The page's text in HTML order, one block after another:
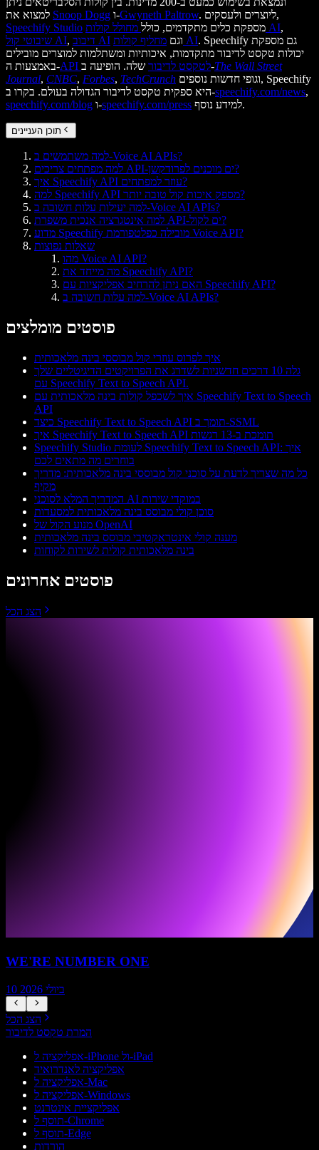
Snoop Dogg ו-Gwyneth Paltrow
. ליוצרים ולעסקים,
Speechify Studio
מספקת כלים מתקדמים, כולל מחולל קולות AI,
שיבוטי קול AI, דיבוב AI וגם מחליף קולות AI. Speechify גם מספקת
יכולות טקסט לדיבור מתקדמות, איכותיות ומשתלמות למוצרים מובילים
באמצעות ה-
API לטקסט לדיבורשלה. הופיעה ב-The Wall Street
Journal, CNBC, Forbes, TechCrunch
היא ספקית טקסט לדיבור הגדולה בעולם. בקרו ב-speechify.com/news,
speechify.com/blog ו-speechify.com/press למידע נוסף.
תוכן העניינים
למה משתמשים ב-Voice AI APIs?
למה מפתחים צריכים API-ים מוכנים לפרודקשן?
איך Speechify API עוזר למפתחים?
למה Speechify API מספק איכות קול טובה יותר?
למה יעילות עלות חשובה ב-Voice AI APIs?
למה אינטגרציה אנכית משפרת API-ים לקול?
מדוע Speechify מובילה כפלטפורמת Voice API?
שאלות נפוצות
מהו Voice AI API?
מה מייחד את Speechify API?
האם ניתן להרחיב אפליקציות עם Speechify API?
למה עלות חשובה ב-Voice AI APIs?
פוסטים מומלצים
איך לפרוס עוזרי קול מבוססי בינה מלאכותית
גלה 10 דרכים חדשניות לשדרג את הפרויקטים הדיגיטליים שלך
עם Speechify Text to Speech API.
איך לשכפל קולות בינה מלאכותית עם Speechify Text to Speech
API
כיצד Speechify Text to Speech API תומך ב-SSML
איך Speechify Text to Speech API תומכת ב-13 רגשות
Speechify Studio לעומת Speechify Text to Speech API: איך
בוחרים מה מתאים לכם
כל מה שצריך לדעת על סוכני קול מבוססי בינה מלאכותית: מדריך
מקיף
המדריך המלא לסוכני AI במוקדי שירות
סוכן קולי מבוסס בינה מלאכותית למסעדות
מנוע הקול של OpenAI
מענה קולי אינטראקטיבי מבוסס בינה מלאכותית
בינה מלאכותית קולית לשירות לקוחות
פוסטים אחרונים
הצג הכל
WE'RE NUMBER ONE
10 ביולי 2026
הצג הכל
המרת טקסט לדיבור
אפליקציה ל-iPhone ול-iPad
אפליקציה לאנדרואיד
אפליקציה ל-Mac
אפליקציה ל-Windows
אפליקציית אינטרנט
תוסף ל-Chrome
תוסף ל-Edge
הורדות